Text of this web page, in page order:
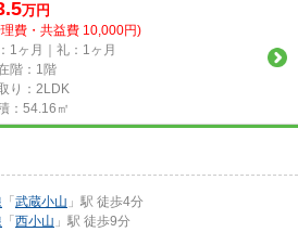
万円
費・共益費 10,000円)
1ヶ月｜礼：1ヶ月
階：1階
り：2LDK
：54.16㎡
「 武蔵小山 」駅 徒歩4分
「 西小山 」駅 徒歩9分